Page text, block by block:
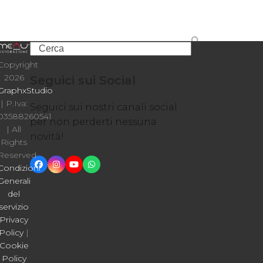
Search
Seguici sui nostri canali social
per non perderti nessuna
novità!
Facebook
Instagram
YouTubeWhatsapp
2026
| P.Iva:
| All
Rights
del
Privacy
|
Policy